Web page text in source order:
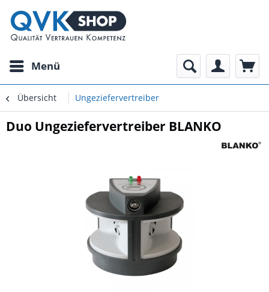
Menü
Übersicht Ungeziefervertreiber
Duo Ungeziefervertreiber BLANKO